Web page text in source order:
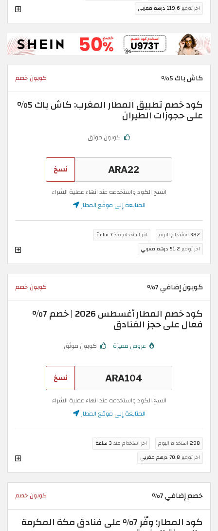
اخر توفير 119.6 درهم مغربي
كاش باك 5% كوبون خصم
كود خصم تطبيق المطار المغرب: كاش باك 5%
على حجوزات الطيران
كوبون موثق
نسخ
انسخ الكود واستخدمه عند انهاء عملية الشراء
المتابعة إلى موقع المطار
382 استخدام اليوم اخر استخدام منذ7 ساعة
اخر توفير 51.2 درهم مغربي
كوبون إضافي 7% كوبون خصم
كود خصم المطار أغسطس 2026 | خصم 7%
فعال على حجز الفنادق
عروض مميزة كوبون موثق
نسخ
انسخ الكود واستخدمه عند انهاء عملية الشراء
المتابعة إلى موقع المطار
298 استخدام اليوم اخر استخدام منذ 3 ساعة
اخر توفير 70.8 درهم مغربي
خصم إضافي 7% كوبون خصم
كود المطار: وفّر 7% على فنادق مكة المكرمة